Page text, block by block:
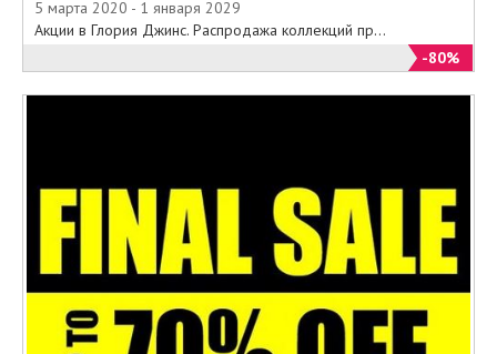
5 марта 2020 - 1 января 2029
Акции в Глория Джинс. Распродажа коллекций пр...
-80%